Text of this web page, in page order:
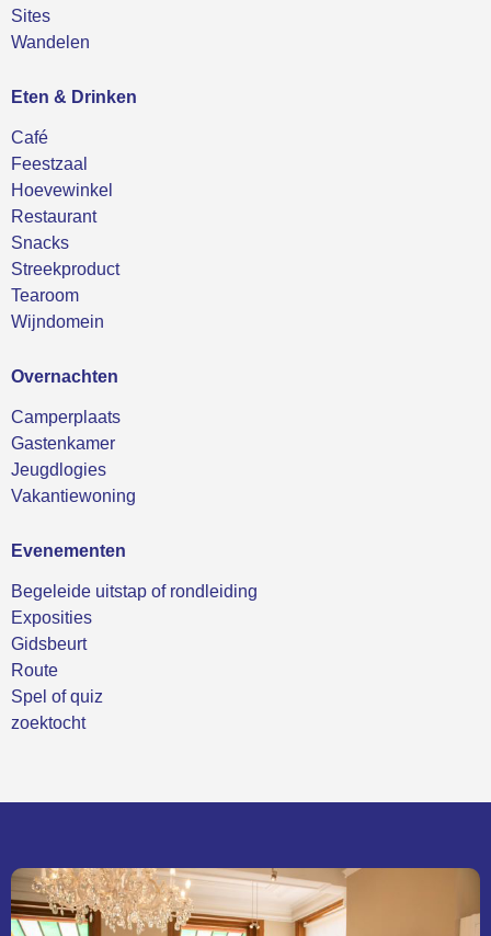
Sites
Wandelen
Eten & Drinken
Café
Feestzaal
Hoevewinkel
Restaurant
Snacks
Streekproduct
Tearoom
Wijndomein
Overnachten
Camperplaats
Gastenkamer
Jeugdlogies
Vakantiewoning
Evenementen
Begeleide uitstap of rondleiding
Exposities
Gidsbeurt
Route
Spel of quiz
zoektocht